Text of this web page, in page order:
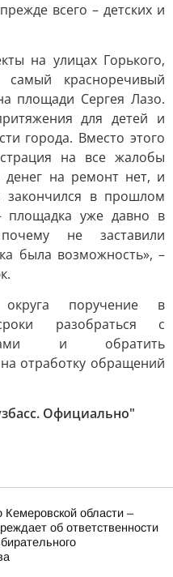
всего – детских и
на улицах Горького,
красноречивый
площади Сергея Лазо.
для детей и
города. Вместо этого
на все жалобы
денег на ремонт нет, и
закончился в прошлом
площадка уже давно в
не заставили
была возможность», –
поручение в
разобраться с
и обратить
отработку обращений
Официально"
области –
об ответственности